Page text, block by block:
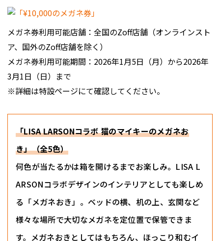
メガネ券利用可能店舗：全国のZoff店舗（オンラインスト
ア、国外のZoff店舗を除く）
メガネ券利用可能期間：2026年1月5日（月）から2026年
3月1日（日）まで
※詳細は特設ページにて確認してください。
「LISA LARSONコラボ 猫のマイキーのメガネお
き」（全5色）
何色が当たるかは箱を開けるまでお楽しみ。LISA L
ARSONコラボデザインのインテリアとしても楽しめ
る「メガネおき」。ベッドの横、机の上、玄関など
様々な場所で大切なメガネを定位置で保管できま
す。メガネおきとしてはもちろん、ほっこり和むイ